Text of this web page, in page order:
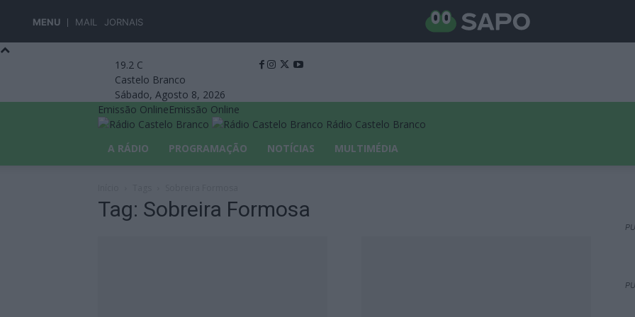
MENU MAIL JORNAIS
19.2 C
Castelo Branco
Sábado, Agosto 8, 2026
Emissão OnlineEmissão Online
Rádio Castelo Branco
A RÁDIO
PROGRAMAÇÃO NOTÍCIAS MULTIMÉDIA
Tag: Sobreira Formosa